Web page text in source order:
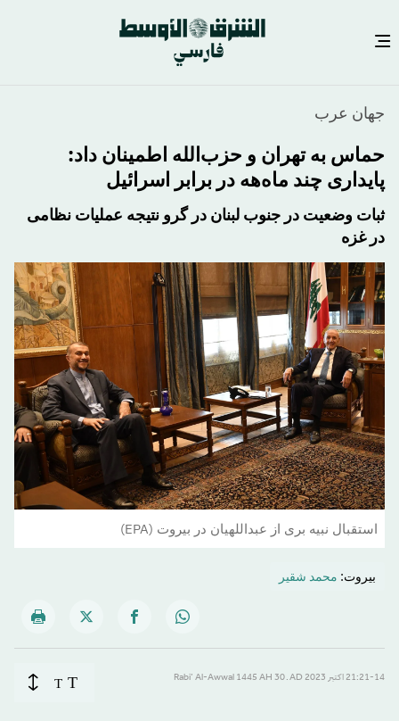
محتوای
اصلی
جهان عرب
حماس به تهران و حزب‌الله اطمینان داد:
پایداری چند ماه‌هه در برابر اسرائیل
ثبات وضعیت در جنوب لبنان در گرو نتیجه عملیات نظامی
در غزه
استقبال نبیه بری از عبداللهیان در بیروت (EPA)
بيروت: محمد شقير
21:21-14 اکتبر 2023 AD ـ 30 Rabi’ Al-Awwal 1445 AH T
T